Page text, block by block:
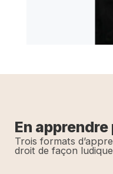
En
Trois formats
droit de façon